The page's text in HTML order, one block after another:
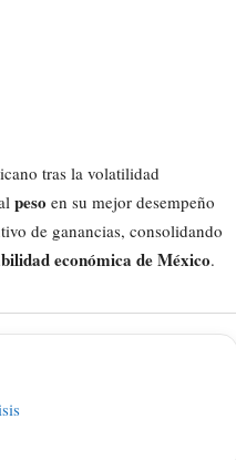
tras la volatilidad
peso en su mejor desempeño
de ganancias, consolidando
económica de México.